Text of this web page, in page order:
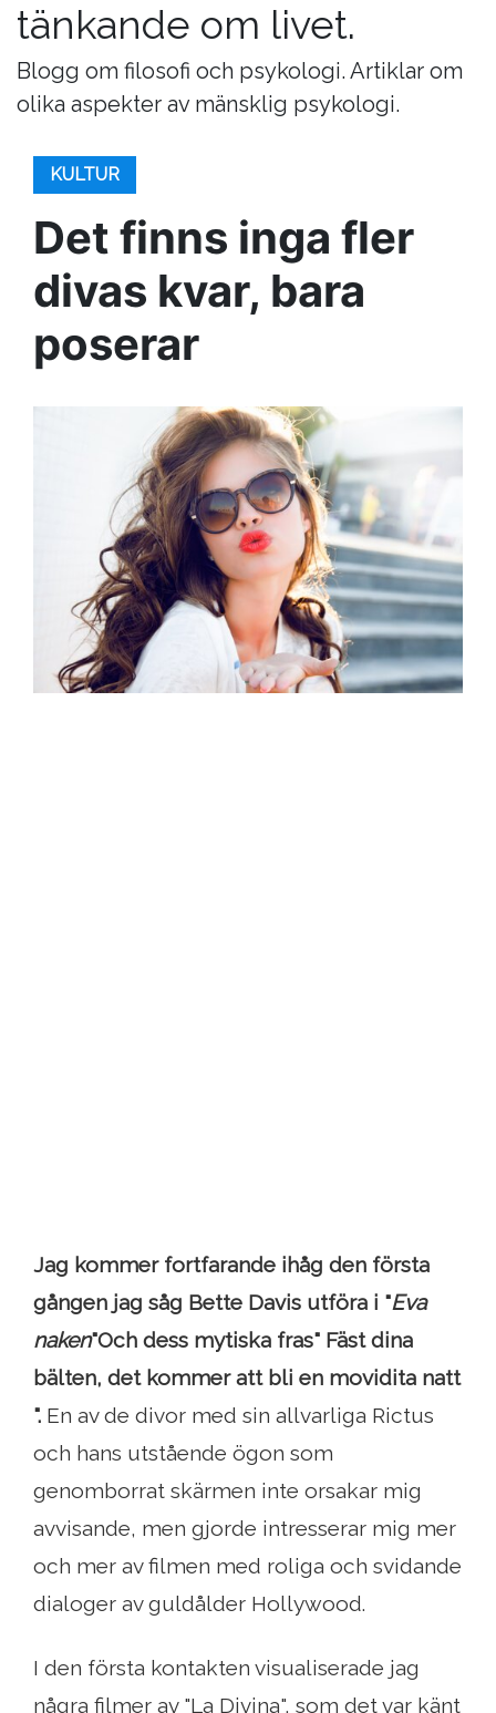
tänkande om livet.
Blogg om filosofi och psykologi. Artiklar om
olika aspekter av mänsklig psykologi.
KULTUR
Det finns inga fler
divas kvar, bara
poserar
Jag kommer fortfarande ihåg den första
gången jag såg Bette Davis utföra i "Eva
naken"Och dess mytiska fras" Fäst dina
bälten, det kommer att bli en movidita natt
". En av de divor med sin allvarliga Rictus
och hans utstående ögon som
genomborrat skärmen inte orsakar mig
avvisande, men gjorde intresserar mig mer
och mer av filmen med roliga och svidande
dialoger av guldålder Hollywood.
I den första kontakten visualiserade jag
några filmer av "La Divina", som det var känt